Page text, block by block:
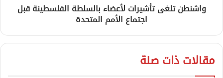
واشنطن تلغى تأشيرات لأعضاء بالسلطة الفلسطينة قبل
اجتماع الأمم المتحدة
مقالات ذات صلة